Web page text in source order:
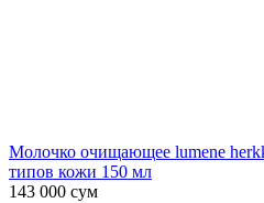
Молочко очищающее lumene
типов кожи 150 мл
143 000 сум